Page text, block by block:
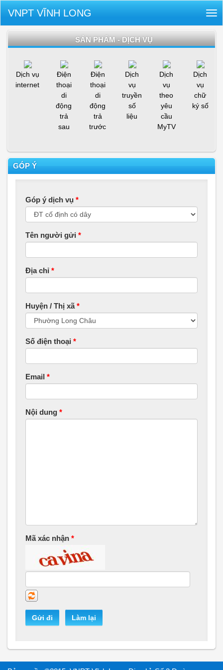
VNPT VĨNH LONG
SẢN PHẨM - DỊCH VỤ
Dịch vụ
internet
Điện
thoại
di
động
trả
sau
Điện
thoại
di
động
trả
trước
Dịch
vụ
truyền
số
liệu
Dịch
vụ
theo
yêu
cầu
MyTV
Dịch
vụ
chữ
ký số
GÓP Ý
Góp ý dịch vụ *
Tên người gửi *
Địa chỉ *
Huyện / Thị xã*
Số điện thoại *
Email *
Nội dung *
Mã xác nhận *
Gửi đi Làm lại